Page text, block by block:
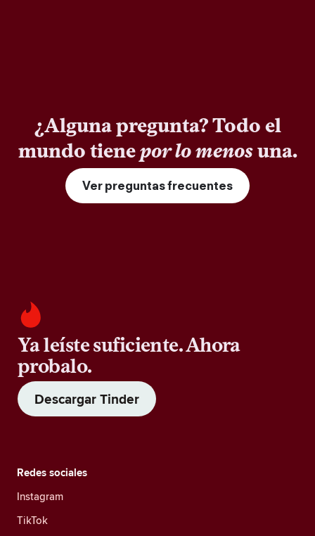
¿Alguna pregunta? Todo el
mundo tienepor lo menosuna.
Ver preguntas frecuentes
Ya leíste suficiente. Ahora
probalo.
Descargar Tinder
Redes sociales
Instagram
TikTok